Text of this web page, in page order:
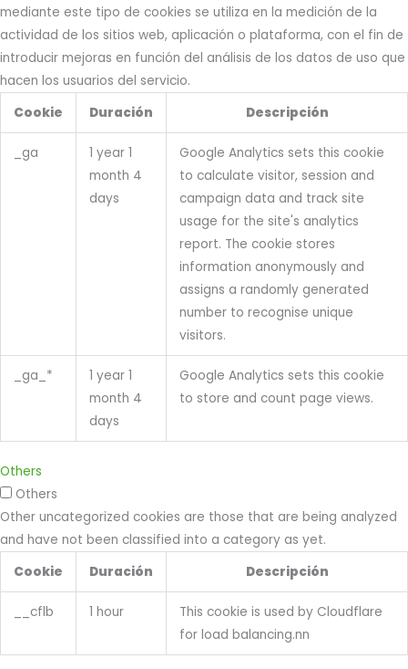
mediante este tipo de cookies se utiliza en la medición de la
actividad de los sitios web, aplicación o plataforma, con el fin de
introducir mejoras en función del análisis de los datos de uso que
hacen los usuarios del servicio.
Cookie
Duración Descripción
_ga
1 year 1
month 4
days
Google Analytics sets this cookie
to calculate visitor, session and
campaign data and track site
usage for the site's analytics
report. The cookie stores
information anonymously and
assigns a randomly generated
number to recognise unique
visitors.
_ga_*
1 year 1
month 4
days
Google Analytics sets this cookie
to store and count page views.
Others
Others
Other uncategorized cookies are those that are being analyzed
and have not been classified into a category as yet.
Cookie
Duración Descripción
__cflb 1 hour
This cookie is used by Cloudflare
for load balancing.nn